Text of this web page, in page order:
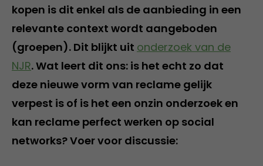
kopen is dit enkel als de aanbieding in een
relevante context wordt aangeboden
(groepen). Dit blijkt uit onderzoek van de
NJR. Wat leert dit ons: is het echt zo dat
deze nieuwe vorm van reclame gelijk
verpest is of is het een onzin onderzoek en
kan reclame perfect werken op social
networks? Voer voor discussie: